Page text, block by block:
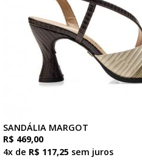
SANDÁLIA MARGOT
R$ 469,00
4x de R$ 117,25 sem juros